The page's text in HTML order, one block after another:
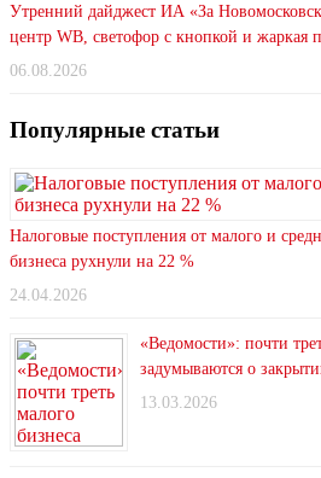
Утренний дайджест ИА «За
центр WB, светофор с кнопкой и жаркая
06.08.2026
Популярные статьи
Налоговые поступления от малого и
бизнеса рухнули на 22 %
24.04.2026
«Ведомости»: почти
задумываются о
13.03.2026